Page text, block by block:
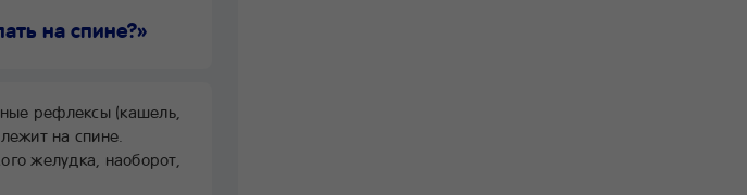
на спине?»
рефлексы (кашель,
на спине.
желудка, наоборот,